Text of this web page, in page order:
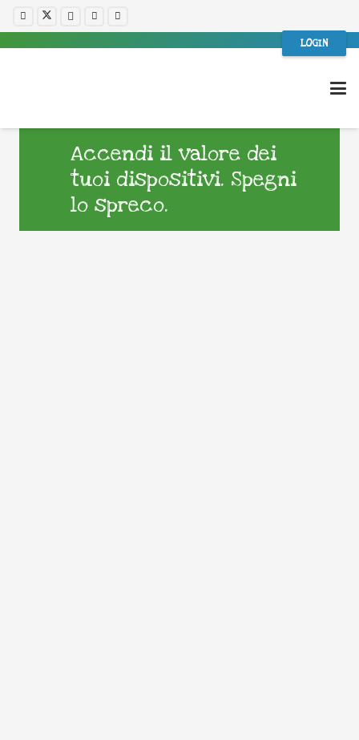
LOGIN
Accendi il valore dei
tuoi dispositivi. Spegni
lo spreco.